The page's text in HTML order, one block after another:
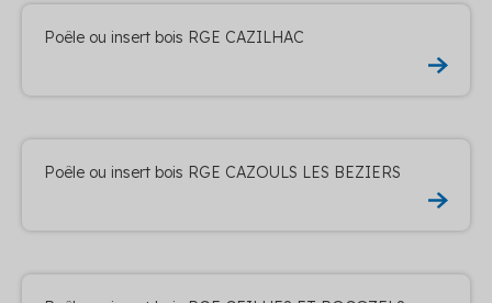
Poêle ou insert bois RGE CAZILHAC
Poêle ou insert bois RGE CAZOULS LES BEZIERS